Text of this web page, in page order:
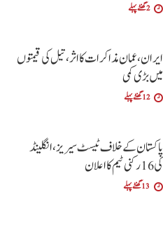
2 گھنٹے پہلے
ایران، عمان مذاکرات کا اثر، تیل کی قیمتوں
میں بڑی کمی
12 گھنٹے پہلے
پاکستان کے خلاف ٹیسٹ سیریز، انگلینڈ
کی 16 رکنی ٹیم کا اعلان
13 گھنٹے پہلے